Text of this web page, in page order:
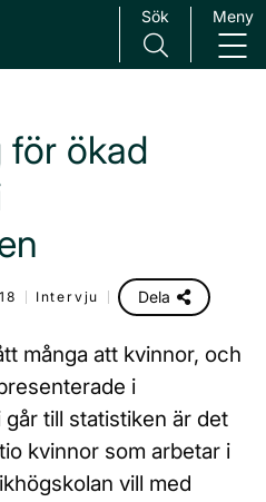
Sök Meny
för ökad
Intervju Dela
många att kvinnor, och
i
till statistiken är det
kvinnor som arbetar i
vill med